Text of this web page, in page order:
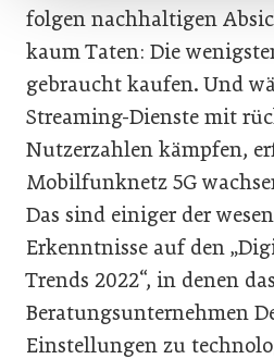
folgen nachhaltigen
kaum Taten: Die
gebraucht kaufen. Und
Streaming-Dienste mit
Nutzerzahlen kämpfen,
Mobilfunknetz 5G
Das sind einiger der
Erkenntnisse auf den
Trends 2022“, in denen das
Beratungsunternehmen
Einstellungen zu